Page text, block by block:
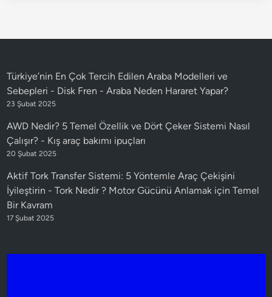
Türkiye’nin En Çok Tercih Edilen Araba Modelleri ve
Sebepleri - Disk Fren -Araba Neden Hararet Yapar?
23 Şubat 2025
AWD Nedir? 5 Temel Özellik ve Dört Çeker Sistemi Nasıl
Çalışır? - Kış araç bakımı ipuçları
20 Şubat 2025
Aktif Tork Transfer Sistemi: 5 Yöntemle Araç Çekişini
İyileştirin -Tork Nedir ? Motor Gücünü Anlamak için Temel
Bir Kavram
17 Şubat 2025